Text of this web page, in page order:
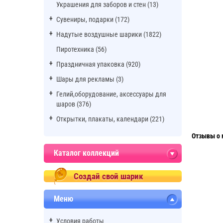
Украшения для заборов и стен (13)
Сувениры, подарки (172)
Надутые воздушные шарики (1822)
Пиротехника (56)
Праздничная упаковка (920)
Шары для рекламы (3)
Гелий,оборудование, аксессуары для
шаров (376)
Открытки, плакаты, календари (221)
Каталог коллекций
Создай свой шарик
Меню
Условия работы
Отзывы о